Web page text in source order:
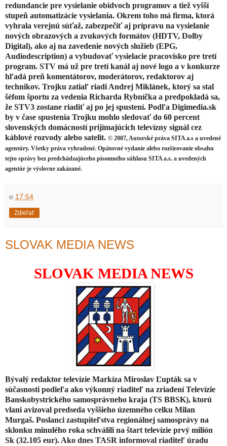
redundancie pre vysielanie obidvoch programov a tiež vyšší
stupeň automatizácie vysielania. Okrem toho má firma, ktorá
vyhrala verejnú súťaž, zabezpečiť aj prípravu na vysielanie
nových obrazových a zvukových formátov (HDTV, Dolby
Digital), ako aj na zavedenie nových služieb (EPG,
Audiodescription) a vybudovať vysielacie pracovisko pre tretí
program. STV má už pre tretí kanál aj nové logo a v konkurze
hľadá preň komentátorov, moderátorov, redaktorov aj
technikov. Trojku zatiaľ riadi Andrej Miklánek, ktorý sa stal
šéfom športu za vedenia Richarda Rybníčka a predpokladá sa,
že STV3 zostane riadiť aj po jej spustení. Podľa Digimedia.sk
by v čase spustenia Trojku mohlo sledovať do 60 percent
slovenských domácností prijímajúcich televízny signál cez
káblové rozvody alebo satelit. © 2007, Autorské práva SITA a.s a uvedené
agentúry. Všetky práva vyhradené. Opätovné vydanie alebo rozširovanie obsahu
tejto správy bez predchádzajúceho písomného súhlasu SITA a.s. a uvedených
agentúr je výslovne zakázané.
o 17:54
Zdieľať
SLOVAK MEDIA NEWS
SLOVAK MEDIA NEWS
Bývalý redaktor televízie Markíza Miroslav Ľupták sa v
súčasnosti podieľa ako výkonný riaditeľ na zriadení Televízie
Banskobystrického samosprávneho kraja (TS BBSK), ktorú
vlani avizoval predseda vyššieho územného celku Milan
Murgaš. Poslanci zastupiteľstva regionálnej samosprávy na
sklonku minulého roka schválili na štart televízie prvý milión
Sk (32.105 eur). Ako dnes TASR informoval riaditeľ úradu